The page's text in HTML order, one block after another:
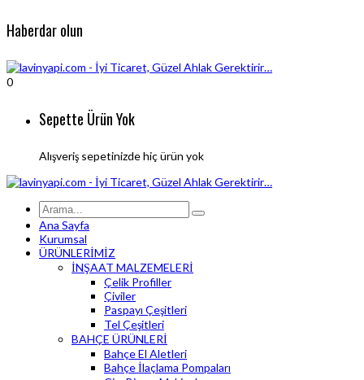
Haberdar olun
0
Sepette Ürün Yok
Alışveriş sepetinizde hiç ürün yok
Ana Sayfa
Kurumsal
ÜRÜNLERİMİZ
İNŞAAT MALZEMELERİ
Çelik Profiller
Çiviler
Paspayı Çeşitleri
Tel Çeşitleri
BAHÇE ÜRÜNLERİ
Bahçe El Aletleri
Bahçe İlaçlama Pompaları